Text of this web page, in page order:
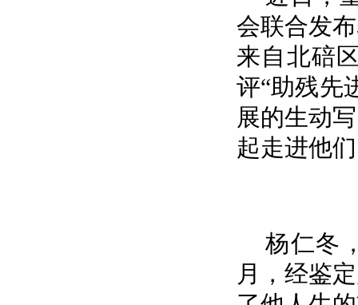
会联合发
来自北碚
评“助残先
展的生动
起走进他
杨仁冬
月，经鉴